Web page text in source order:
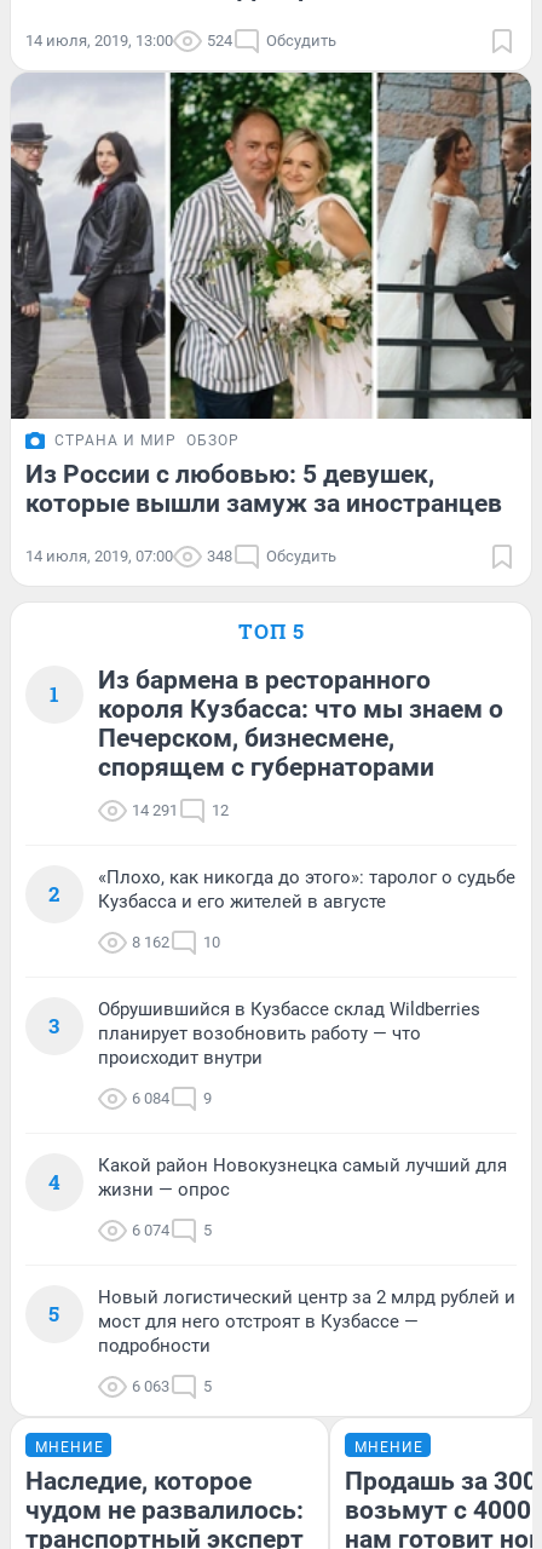
14 июля, 2019, 13:00 524 Обсудить
СТРАНА И МИР ОБЗОР
Из России с любовью: 5 девушек,
которые вышли замуж за иностранцев
14 июля, 2019, 07:00 348 Обсудить
ТОП 5
1
Из бармена в ресторанного
короля Кузбасса: что мы знаем о
Печерском, бизнесмене,
спорящем с губернаторами
14 291 12
2
«Плохо, как никогда до этого»: таролог о судьбе
Кузбасса и его жителей в августе
8 162 10
3
Обрушившийся в Кузбассе склад Wildberries
планирует возобновить работу — что
происходит внутри
6 084 9
4
Какой район Новокузнецка самый лучший для
жизни — опрос
6 074 5
5
Новый логистический центр за 2 млрд рублей и
мост для него отстроят в Кузбассе —
подробности
6 063 5
МНЕНИЕ
Наследие, которое
чудом не развалилось:
транспортный эксперт
МНЕНИЕ
Продашь за
возьмут с
нам готовит